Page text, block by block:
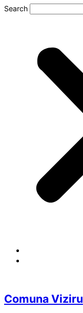
Search
Comuna Viziru